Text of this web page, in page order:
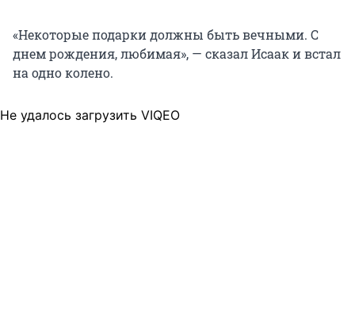
«Некоторые подарки должны быть вечными. С
днем рождения, любимая», — сказал Исаак и встал
на одно колено.
Не удалось загрузить VIQEO